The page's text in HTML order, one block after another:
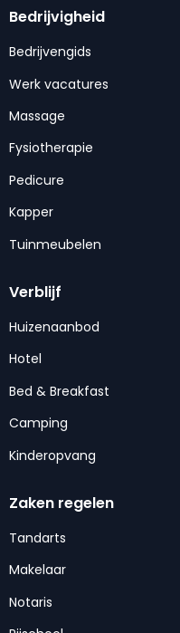
Bedrijvigheid
Bedrijvengids
Werk vacatures
Massage
Fysiotherapie
Pedicure
Kapper
Tuinmeubelen
Verblijf
Huizenaanbod
Hotel
Bed & Breakfast
Camping
Kinderopvang
Zaken regelen
Tandarts
Makelaar
Notaris